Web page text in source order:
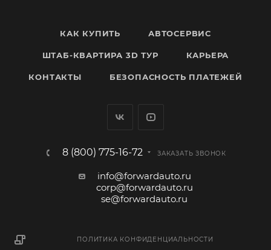
КАК КУПИТЬ АВТОСЕРВИС
ШТАБ-КВАРТИРА 3D ТУР КАРЬЕРА
КОНТАКТЫ БЕЗОПАСНОСТЬ ПЛАТЕЖЕЙ
8 (800) 775-16-72 ЗАКАЗАТЬ ЗВОНОК
info@forwardauto.ru
corp@forwardauto.ru
se@forwardauto.ru
ПОЛИТИКА КОНФИДЕНЦИАЛЬНОСТИ